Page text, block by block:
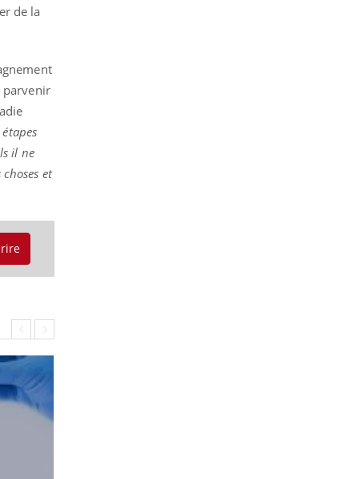
de la
parvenir
il ne
et